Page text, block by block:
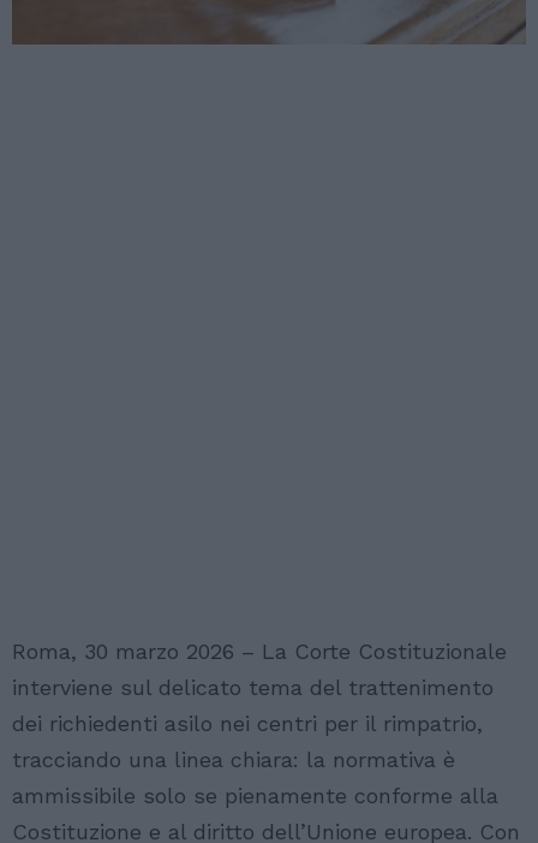
Roma, 30 marzo 2026 – La Corte Costituzionale
interviene sul delicato tema del trattenimento
dei richiedenti asilo nei centri per il rimpatrio,
tracciando una linea chiara: la normativa è
ammissibile solo se pienamente conforme alla
Costituzione e al diritto dell’Unione europea. Con